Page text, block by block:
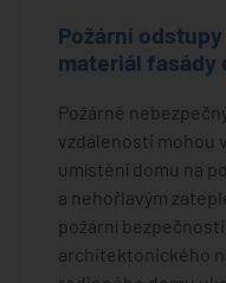
Požární
materiál fasády
Požárně
vzdálenosti mohou
umístění domu na
a nehořlavým
požární
architektonického